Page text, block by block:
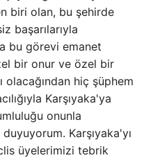
biri olan, bu şehirde
başarılarıyla
bu görevi emanet
bir onur ve özel bir
olacağından hiç şüphem
Karşıyaka'ya
onunla
Karşıyaka'yı
üyelerimizi tebrik